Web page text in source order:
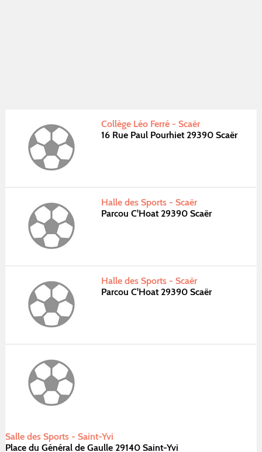
Collège Léo Ferré - Scaër
16 Rue Paul Pourhiet 29390 Scaër
Halle des Sports - Scaër
Parcou C'Hoat 29390 Scaër
Halle des Sports - Scaër
Parcou C'Hoat 29390 Scaër
Salle des Sports - Saint-Yvi
Place du Général de Gaulle 29140 Saint-Yvi